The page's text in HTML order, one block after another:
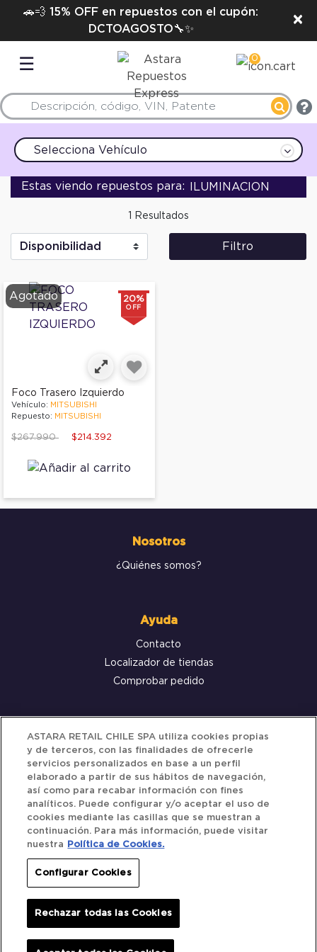
🚗💨 15% OFF en repuestos con el cupón:
DCTOAGOSTO🔧✨
×
☰ 0
Selecciona Vehículo
Estas viendo repuestos para:
ILUMINACION
1 Resultados
Filtro
20%
OFF
Agotado
Foco Trasero Izquierdo
Vehículo: MITSUBISHI
Repuesto: MITSUBISHI
Price reduced from
$267.990to $214.392
Nosotros
¿Quiénes somos?
Ayuda
Contacto
Localizador de tiendas
Comprobar pedido
Servicio al cliente
Términos y Condiciones
Política de privacidad
Siguenos
Redes Sociales
Iberocar © 2025. All Rights Reserved.
ASTARA RETAIL CHILE SPA utiliza cookies propias
y de terceros, con las finalidades de ofrecerle
servicios personalizados en base a un perfil
elaborado a partir de sus hábitos de navegación,
así como para recabar información con fines
analíticos. Puede configurar y/o aceptar el uso de
cookies mediante las casillas que se muestran a
continuación. Para más información, puede visitar
nuestra
Política de Cookies.
Configurar Cookies
Rechazar todas las Cookies